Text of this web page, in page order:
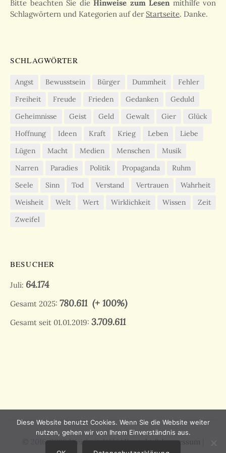
Bitte beachten Sie dieHinweise zum Lesenmithilfe von
Schlagwörtern und Kategorien auf der Startseite. Danke.
SCHLAGWÖRTER
Angst Bewusstsein Bürger Dummheit
Fehler
Freiheit
Freude Frieden Gedanken
Geduld
Geheimnisse
Geist Geld Gewalt Gier
Glück
Hoffnung
Ideen Kraft Krieg Leben
Liebe
Lügen
Macht Medien Menschen
Musik
Narren
Paradies Politik Propaganda
Ruhm
Seele
Sinn Tod Verstand Vertrauen
Wahrheit
Weisheit
Welt Wert Wirklichkeit Wissen
Zeit
Zweifel
BESUCHER
Juli: 64.174
Gesamt 2025: 780.611(+ 100%)
Gesamt seit 01.01.2019: 3.709.611
© 2016-2026 Weisheit-Wiki |Kontakt & Impressum
Diese Website benutzt Cookies. Wenn Sie die Website weiter
nutzen, gehen wir von Ihrem Einverständnis aus.